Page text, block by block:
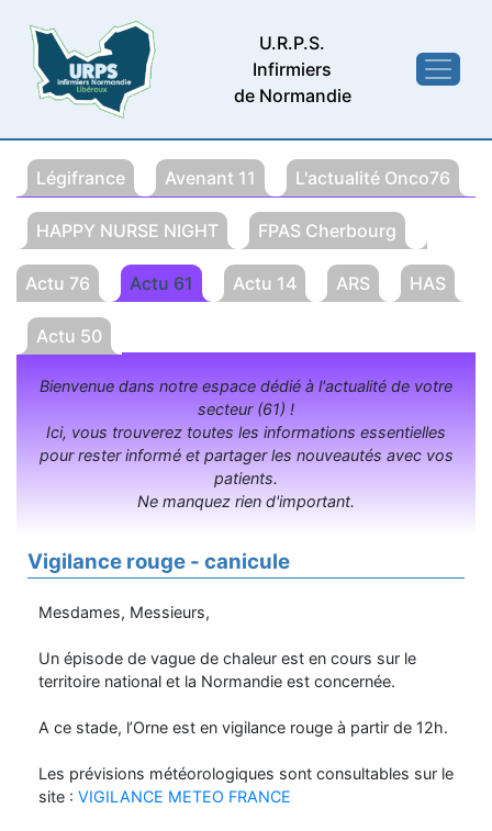
U.R.P.S.
Infirmiers
de Normandie
Légifrance Avenant 11 L'actualité Onco76
HAPPY NURSE NIGHT FPAS Cherbourg
Actu 76 Actu 61 Actu 14 ARS HAS
Actu 50
Bienvenue dans notre espace dédié à l'actualité de votre
secteur (61) !
Ici, vous trouverez toutes les informations essentielles
pour rester informé et partager les nouveautés avec vos
patients.
Ne manquez rien d'important.
Vigilance rouge - canicule
Mesdames, Messieurs,
Un épisode de vague de chaleur est en cours sur le
territoire national et la Normandie est concernée.
A ce stade, l’Orne est en vigilance rouge à partir de 12h.
Les prévisions météorologiques sont consultables sur le
site : VIGILANCE METEO FRANCE